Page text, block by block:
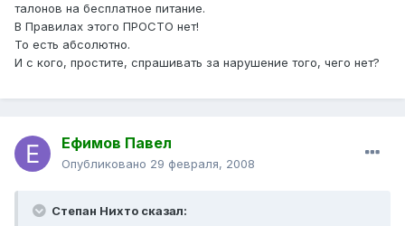
талонов на бесплатное питание.
В Правилах этого ПРОСТО нет!
То есть абсолютно.
И с кого, простите, спрашивать за нарушение того, чего нет?
Ефимов Павел
Опубликовано 29 февраля, 2008
Степан Нихто сказал: